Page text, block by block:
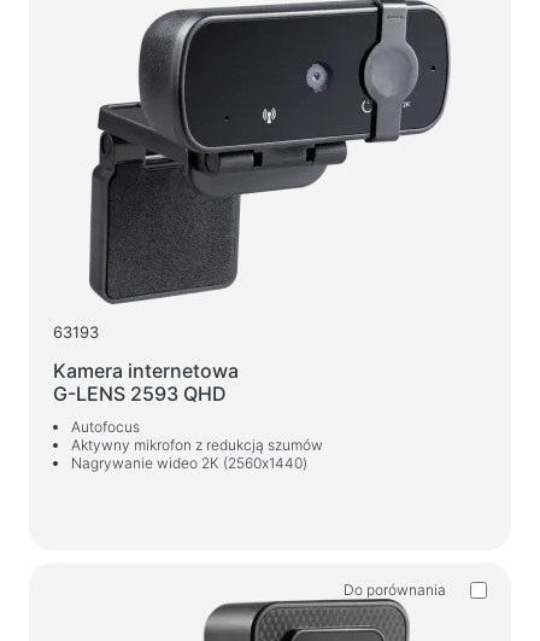
Spraye, pianki, żeli
Nawilżane chusteczki
Dla aktywnych i sportu
Artykuły sportowe
Meble biurowe
Biurka do domu i biura
Stelaże biurek
Stoliki kawowe
Stołki barowe
Fotele biurowe
Stoły do gier
Wieszaki podłogowe na ubrania
63193
Kamera internetowa
G-LENS 2593 QHD
Autofocus
Aktywny mikrofon z redukcją szumów
Nagrywanie wideo 2К (2560x1440)
Do porównania